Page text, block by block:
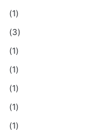
(1)
(3)
(1)
(1)
(1)
(1)
(1)